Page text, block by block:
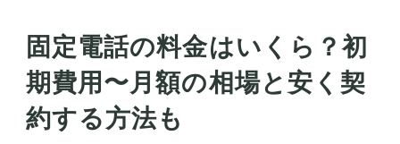
固定電話の料金はいくら？初
期費用〜月額の相場と安く契
約する方法も